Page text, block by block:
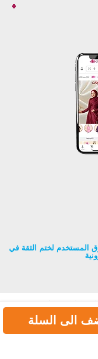
الى السلة
المستخدم لختم الثقة في